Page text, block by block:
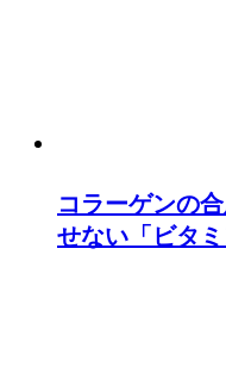
コラーゲンの
せない「ビタミ